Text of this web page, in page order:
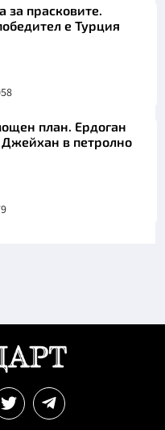
за прасковите.
е Турция
план. Ердоган
в петролно